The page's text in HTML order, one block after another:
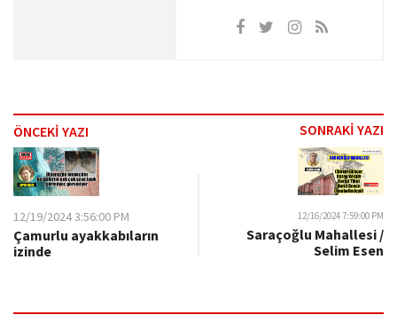
ÖNCEKİ YAZI SONRAKİ YAZI
12/19/2024 3:56:00 PM
Çamurlu ayakkabıların
izinde
12/16/2024 7:59:00 PM
Saraçoğlu Mahallesi /
Selim Esen